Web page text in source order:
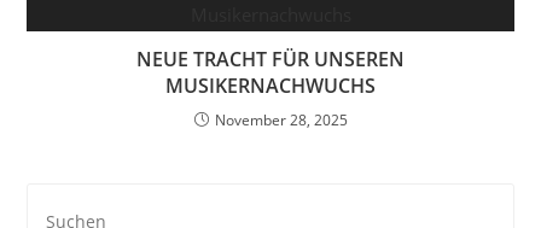
NEUE TRACHT FÜR UNSEREN
MUSIKERNACHWUCHS
November 28, 2025